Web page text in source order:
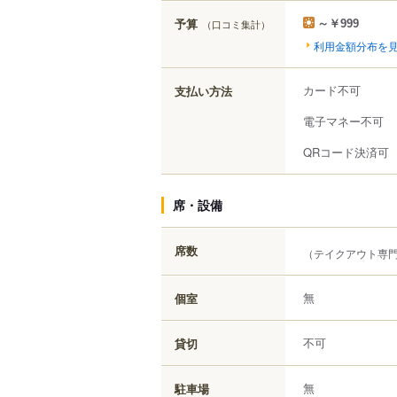
予算 （口コミ集計） ～￥999
利用金額分布を
支払い方法
カード不可
電子マネー不可
QRコード決済可
席・設備
席数 （テイクアウト専門
個室 無
貸切 不可
駐車場 無